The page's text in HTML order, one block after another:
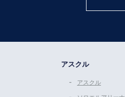
アスクル
アスクル